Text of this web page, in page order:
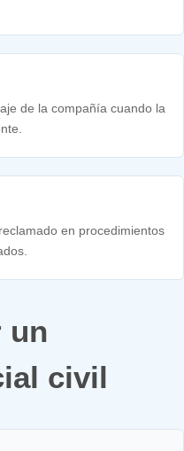
de la compañía cuando la
en procedimientos
un
civil